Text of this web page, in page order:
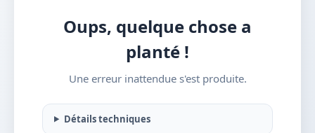
Oups, quelque chose a
planté !
Une erreur inattendue s'est produite.
Détails techniques